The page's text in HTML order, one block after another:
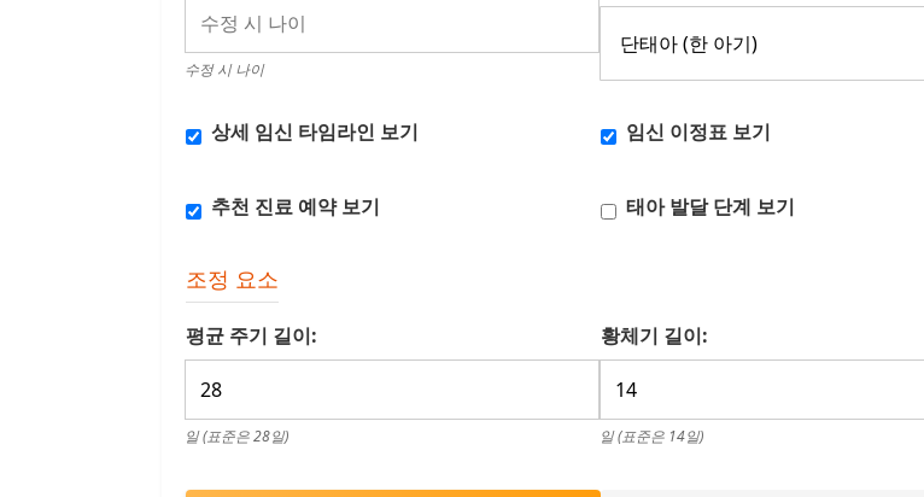
수정 시 나이
상세 임신 타임라인 보기 임신 이정표 보기
추천 진료 예약 보기 태아 발달 단계 보기
조정 요소
평균 주기 길이:
일 (표준은 28일)
황체기 길이:
일 (표준은 14일)